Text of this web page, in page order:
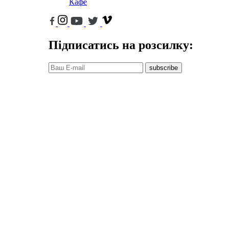
Кафе
Підписатись на розсилку:
subscribe